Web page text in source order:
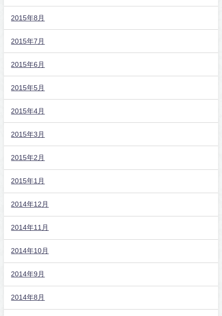
2015年8月
2015年7月
2015年6月
2015年5月
2015年4月
2015年3月
2015年2月
2015年1月
2014年12月
2014年11月
2014年10月
2014年9月
2014年8月